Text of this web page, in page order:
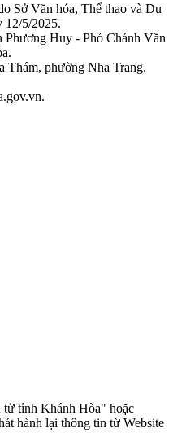
Sở Văn hóa, Thể thao và Du
12/5/2025.
Huy - Phó Chánh Văn
Thám, phường Nha Trang.
tỉnh Khánh Hòa" hoặc
hành lại thông tin từ Website